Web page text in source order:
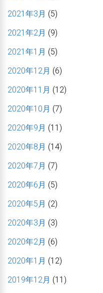
2021年3月 (5)
2021年2月 (9)
2021年1月 (5)
2020年12月 (6)
2020年11月 (12)
2020年10月 (7)
2020年9月 (11)
2020年8月 (14)
2020年7月 (7)
2020年6月 (5)
2020年5月 (2)
2020年3月 (3)
2020年2月 (6)
2020年1月 (12)
2019年12月 (11)